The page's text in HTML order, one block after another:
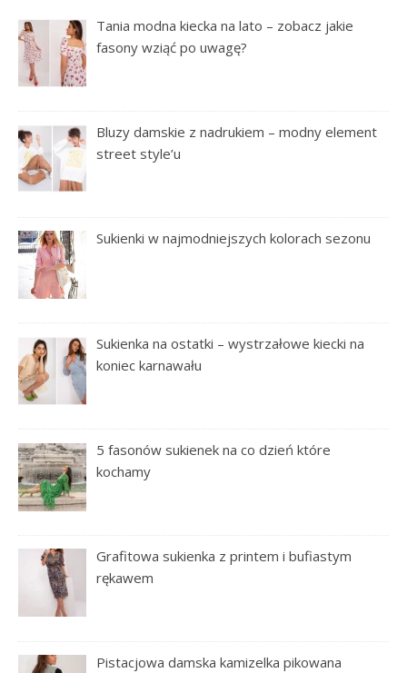
Tania modna kiecka na lato – zobacz jakie
fasony wziąć po uwagę?
Bluzy damskie z nadrukiem – modny element
street style’u
Sukienki w najmodniejszych kolorach sezonu
Sukienka na ostatki – wystrzałowe kiecki na
koniec karnawału
5 fasonów sukienek na co dzień które
kochamy
Grafitowa sukienka z printem i bufiastym
rękawem
Pistacjowa damska kamizelka pikowana